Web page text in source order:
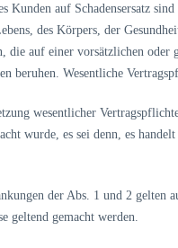
Kunden auf Schadensersatz
des Körpers, der
die auf einer vorsätzlichen
beruhen. Wesentliche
wesentlicher
wurde, es sei denn, es
der Abs. 1 und 2 gelten
geltend gemacht werden.